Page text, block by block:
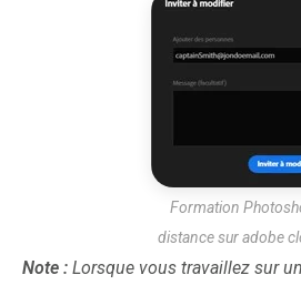
Formation
distance sur adobe
Note : Lorsque vous travaillez sur